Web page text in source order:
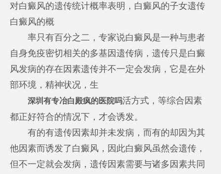
对白癜风的遗传统计概率表明，白癜风的子女遗传
白癜风的概
率只有百分之二，专家说白癜风是一种与患者
自身免疫密切相关的多基因遗传病，遗传只是白癜
风发病的存在因素遗传并不一定会发病，它是在外
部环境，精神状况，生
深圳有专冶白殿疯的医院吗活方式，等综合因素
都正好符合的情况下，才会诱发。
有的有遗传因素却并未发病，而有的却因为其
他因素而诱发了白癜风，因此白癜风虽然会遗传，
但不一定就会发病，遗传因素需要与诸多因素共同